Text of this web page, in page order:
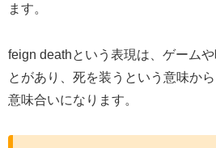
ます。
feign deathという表現は、ゲーム
とがあり、死を装うという意味か
意味合いになります。